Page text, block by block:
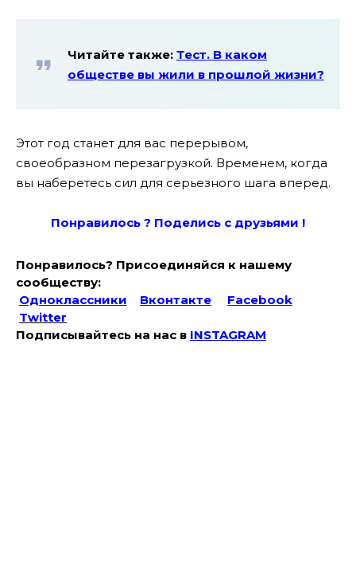
Читайте также: Тест. В каком
обществе вы жили в прошлой жизни?
Этот год станет для вас перерывом,
своеобразном перезагрузкой. Временем, когда
вы наберетесь сил для серьезного шага вперед.
Понравилось ? Поделись с друзьями !
Понравилось? Присоединяйся к нашему
сообществу:
Одноклассники
Вконтакте
Facebook
Twitter
Подписывайтесь на наc в INSTAGRAM